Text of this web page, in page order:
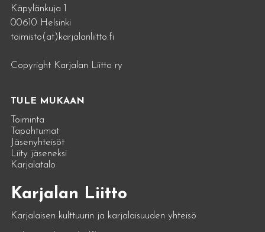
Käpylänkuja 1
00610 Helsinki
toimisto(at)karjalanliitto.fi
Copyright Karjalan Liitto ry
TULE MUKAAN
Toiminta
Tapahtumat
Jäsenyhteisöt
Liity jäseneksi
Karjalatalo
Karjalan Liitto
Karjalaisen kulttuurin ja karjalaisuuden yhteisö